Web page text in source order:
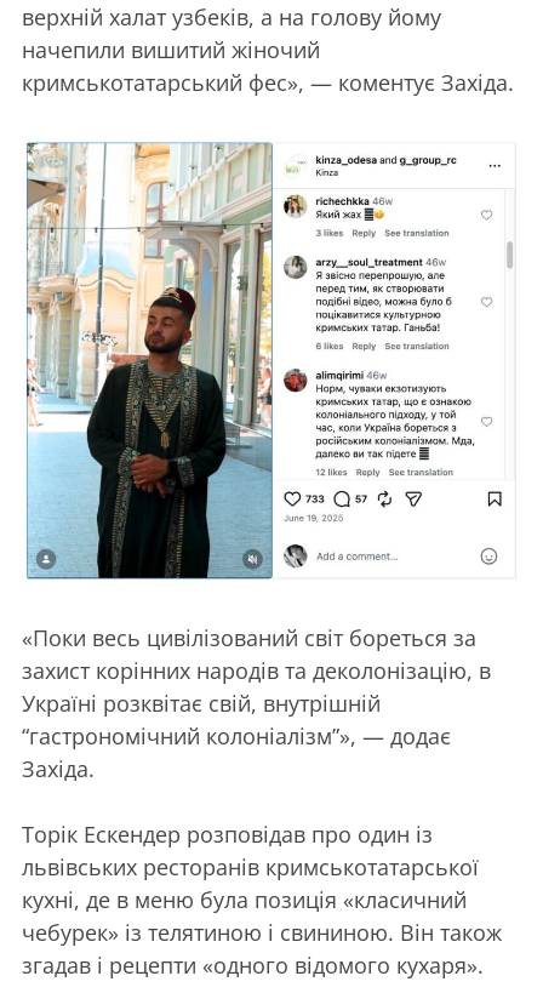
верхній халат узбеків, а на голову йому
начепили вишитий жіночий
кримськотатарський фес», — коментує Західа.
«Поки весь цивілізований світ бореться за
захист корінних народів та деколонізацію, в
Україні розквітає свій, внутрішній
“гастрономічний колоніалізм”», — додає
Західа.
Торік Ескендер розповідав про один із
львівських ресторанів кримськотатарської
кухні, де в меню була позиція «класичний
чебурек» із телятиною і свининою. Він також
згадав і рецепти «одного відомого кухаря».